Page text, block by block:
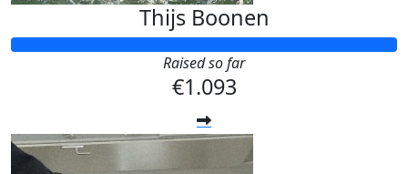
Thijs Boonen
Raised so far
€1.093